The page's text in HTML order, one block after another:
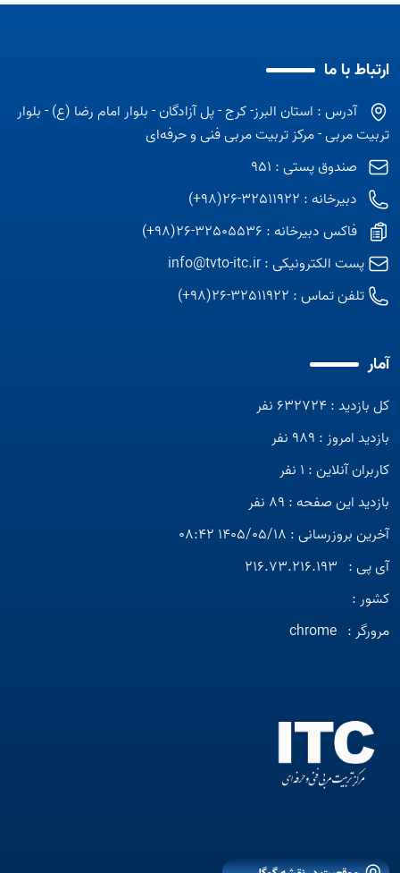
ارتباط با ما
آدرس : استان البرز- کرج - پل آزادگان - بلوار امام رضا (ع) - بلوار
تربیت مربی - مرکز تربیت مربی فنی و حرفه‌ای
صندوق پستی : 951
دبیرخانه : 32511922-26(98+)
فاکس دبیرخانه : 32505536-26(98+)
پست الکترونیکی :info@tvto-itc.ir
تلفن تماس : 32511922-26(98+)
آمار
کل بازدید : 632724 نفر
بازدید امروز : 989 نفر
کاربران آنلاین : 1 نفر
بازدید این صفحه : 89 نفر
آخرین بروزرسانی : 1405/05/18 08:42
آی پی : 216.73.216.193
کشور :
مرورگر : chrome